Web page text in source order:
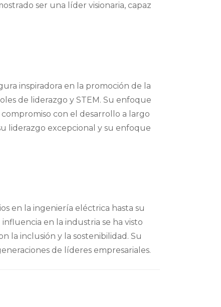
ser una líder visionaria, capaz
inspiradora en la promoción de la
de liderazgo y STEM. Su enfoque
con el desarrollo a largo
liderazgo excepcional y su enfoque
en la ingeniería eléctrica hasta su
en la industria se ha visto
la inclusión y la sostenibilidad. Su
de líderes empresariales.